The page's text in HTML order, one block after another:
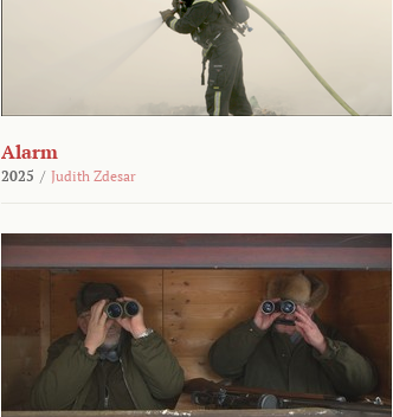
Alarm
2025 / Judith Zdesar